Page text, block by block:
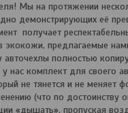
Мы на протяжении
демонстрирующих её
получает
предлагаемые
авточехлы полностью
нас комплект для своего
не тянется и не меняет
(что по достоинству
«дышать», пропуская